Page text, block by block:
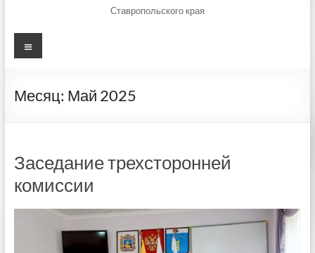
Ставропольского края
Меню
Месяц: Май 2025
Заседание трехсторонней
комиссии